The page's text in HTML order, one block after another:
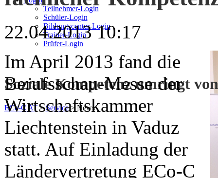
Teilnehmer-Login
Schüler-Login
Bildungscenter-Login
Trainer-Login
Prüfer-Login
Soziale Kompetenz umringt
ECo-C AT>Service> News
22.04.2013 10:17
Im April 2013 fand die
Berufsschau-Messe der
Wirtschaftskammer
Liechtenstein in Vaduz
statt. Auf Einladung der
Ländervertretung ECo-C